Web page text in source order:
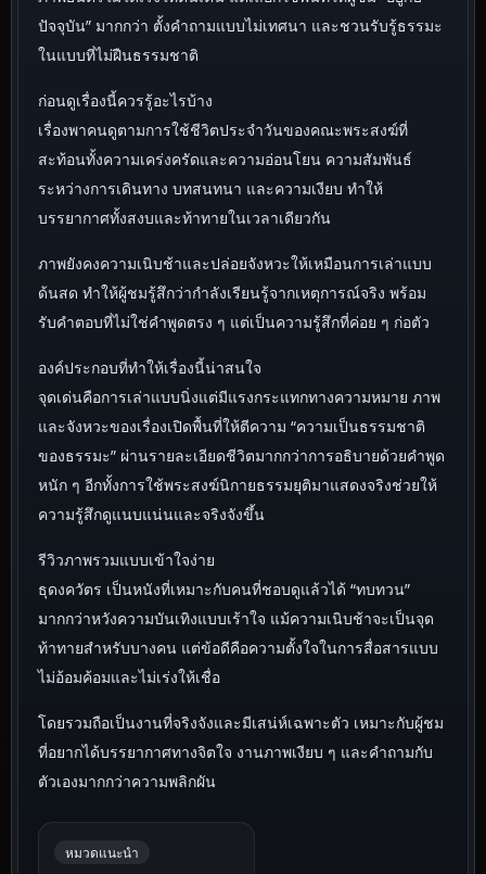
ปัจจุบัน” มากกว่า ตั้งคำถามแบบไม่เทศนา และชวนรับรู้ธรรมะ
ในแบบที่ไม่ฝืนธรรมชาติ
ก่อนดูเรื่องนี้ควรรู้อะไรบ้าง
เรื่องพาคนดูตามการใช้ชีวิตประจำวันของคณะพระสงฆ์ที่
สะท้อนทั้งความเคร่งครัดและความอ่อนโยน ความสัมพันธ์
ระหว่างการเดินทาง บทสนทนา และความเงียบ ทำให้
บรรยากาศทั้งสงบและท้าทายในเวลาเดียวกัน
ภาพยังคงความเนิบช้าและปล่อยจังหวะให้เหมือนการเล่าแบบ
ด้นสด ทำให้ผู้ชมรู้สึกว่ากำลังเรียนรู้จากเหตุการณ์จริง พร้อม
รับคำตอบที่ไม่ใช่คำพูดตรง ๆ แต่เป็นความรู้สึกที่ค่อย ๆ ก่อตัว
องค์ประกอบที่ทำให้เรื่องนี้น่าสนใจ
จุดเด่นคือการเล่าแบบนิ่งแต่มีแรงกระแทกทางความหมาย ภาพ
และจังหวะของเรื่องเปิดพื้นที่ให้ตีความ “ความเป็นธรรมชาติ
ของธรรมะ” ผ่านรายละเอียดชีวิตมากกว่าการอธิบายด้วยคำพูด
หนัก ๆ อีกทั้งการใช้พระสงฆ์นิกายธรรมยุติมาแสดงจริงช่วยให้
ความรู้สึกดูแนบแน่นและจริงจังขึ้น
รีวิวภาพรวมแบบเข้าใจง่าย
ธุดงควัตร เป็นหนังที่เหมาะกับคนที่ชอบดูแล้วได้ “ทบทวน”
มากกว่าหวังความบันเทิงแบบเร้าใจ แม้ความเนิบช้าจะเป็นจุด
ท้าทายสำหรับบางคน แต่ข้อดีคือความตั้งใจในการสื่อสารแบบ
ไม่อ้อมค้อมและไม่เร่งให้เชื่อ
โดยรวมถือเป็นงานที่จริงจังและมีเสน่ห์เฉพาะตัว เหมาะกับผู้ชม
ที่อยากได้บรรยากาศทางจิตใจ งานภาพเงียบ ๆ และคำถามกับ
ตัวเองมากกว่าความพลิกผัน
หมวดแนะนำ